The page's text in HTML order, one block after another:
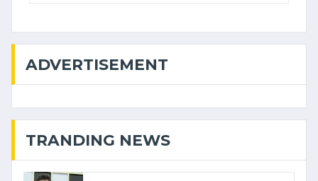
ADVERTISEMENT
TRANDING NEWS